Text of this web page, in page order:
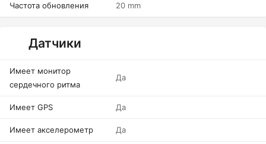
Частота обновления 20 mm
Датчики
Имеет монитор
сердечного ритма
Да
Имеет GPS Да
Имеет акселерометр Да